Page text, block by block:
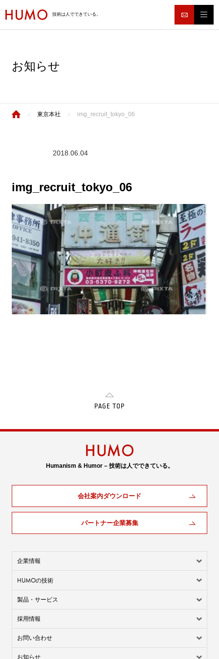
技術は人でできている。
お知らせ
東京本社 img_recruit_tokyo_06
2018.06.04
img_recruit_tokyo_06
PAGE TOP
Humanism & Humor – 技術は人でできている。
会社案内ダウンロード
パートナー企業募集
企業情報
HUMOの技術
製品・サービス
採用情報
お問い合わせ
お知らせ